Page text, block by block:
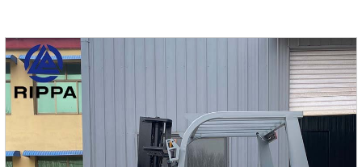
любыми задачами.Технические
характеристикиПараметрЗначениеРабочий вес машины
(кг)1500Объем ковша (м³)0.04Скорость передвижения (км/
ч)0-1.44Проходимость30%Давление на грунт
(кПа)23.43Макс.